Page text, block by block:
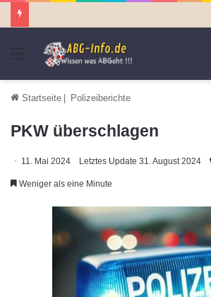
Menü
Startseite | Polizeiberichte
PKW überschlagen
11. Mai 2024 Letztes Update 31. August 2024
Weniger als eine Minute